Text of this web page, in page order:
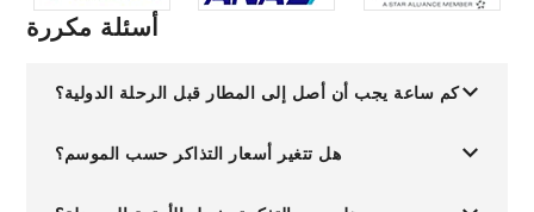
أسئلة مكررة
كم ساعة يجب أن أصل إلى المطار قبل الرحلة الدولية؟
هل تتغير أسعار التذاكر حسب الموسم؟